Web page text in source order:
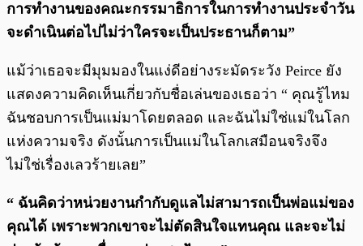
การทำงานของคณะกรรมาธิการในการทำงานประจำวัน
จะดำเนินต่อไปไม่ว่าใครจะเป็นประธานก็ตาม”
แม้ว่าเธอจะมีมุมมองในแง่ดีอย่างระมัดระวัง Peirce ยัง
แสดงความคิดเห็นเกี่ยวกับชื่อเล่นของเธอว่า “ คุณรู้ไหม
ฉันชอบการเป็นแม่มาโดยตลอด และฉันไม่ใช่แม่ในโลก
แห่งความจริง ดังนั้นการเป็นแม่ในโลกเสมือนจริงจึง
ไม่ใช่เรื่องเลวร้ายเลย”
“ ฉันคิดว่าหน่วยงานกำกับดูแลไม่สามารถเป็นพ่อแม่ของ
คุณได้ เพราะพวกเขาจะไม่ตัดสินใจแทนคุณ และจะไม่